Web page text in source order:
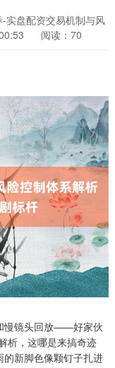
实盘配资交易机制与风
阅读：70
慢镜头回放——好家伙
析，这哪是来搞奇迹
新脚色像颗钉子扎进